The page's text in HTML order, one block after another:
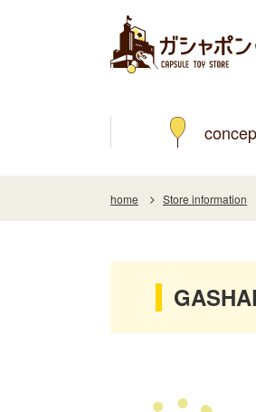
home Store information